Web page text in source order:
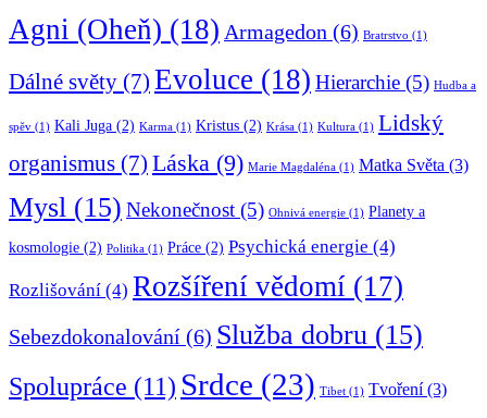
Agni (Oheň) (18) Armagedon (6) Bratrstvo (1)
Dálné světy (7) Evoluce (18) Hierarchie (5) Hudba a
spěv (1) Kali Juga (2) Karma (1) Kristus (2) Krása (1) Kultura (1) Lidský
organismus (7) Láska (9) Marie Magdaléna (1) Matka Světa (3)
Mysl (15) Nekonečnost (5) Ohnivá energie (1) Planety a
kosmologie (2) Politika (1) Práce (2) Psychická energie (4)
Rozlišování (4) Rozšíření vědomí (17)
Sebezdokonalování (6) Služba dobru (15)
Spolupráce (11) Srdce (23) Tibet (1) Tvoření(3)